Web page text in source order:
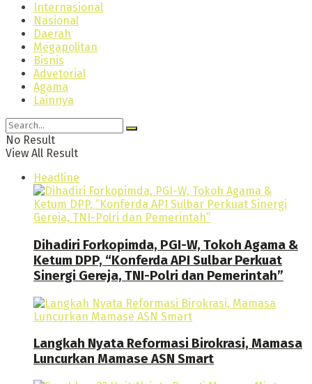
Internasional
Nasional
Daerah
Megapolitan
Bisnis
Advetorial
Agama
Lainnya
No Result
View All Result
Headline
Dihadiri Forkopimda, PGI-W, Tokoh Agama &
Ketum DPP, “Konferda API Sulbar Perkuat
Sinergi Gereja, TNI-Polri dan Pemerintah”
Langkah Nyata Reformasi Birokrasi, Mamasa
Luncurkan Mamase ASN Smart